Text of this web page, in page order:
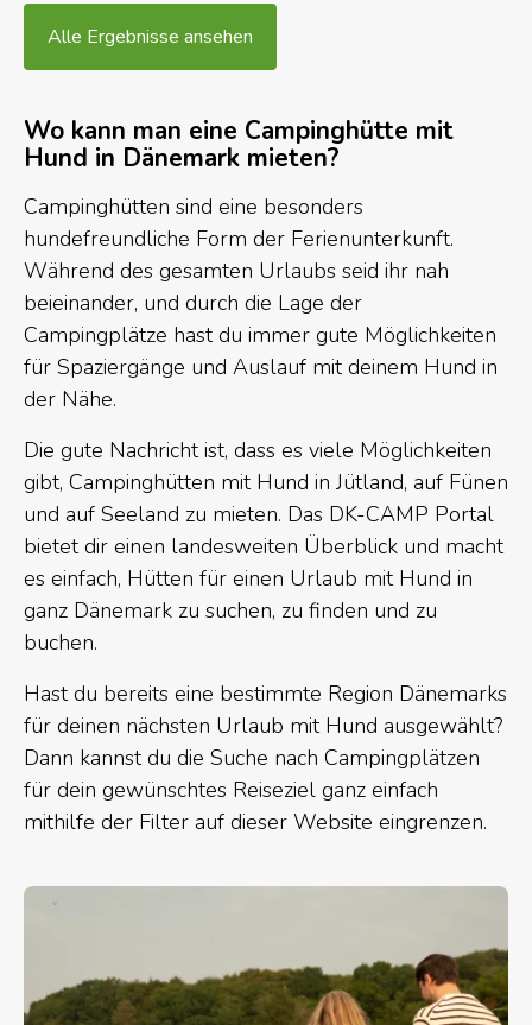
Alle Ergebnisse ansehen
Wo kann man eine Campinghütte mit
Hund in Dänemark mieten?
Campinghütten sind eine besonders
hundefreundliche Form der Ferienunterkunft.
Während des gesamten Urlaubs seid ihr nah
beieinander, und durch die Lage der
Campingplätze hast du immer gute Möglichkeiten
für Spaziergänge und Auslauf mit deinem Hund in
der Nähe.
Die gute Nachricht ist, dass es viele Möglichkeiten
gibt, Campinghütten mit Hund in Jütland, auf Fünen
und auf Seeland zu mieten. Das DK-CAMP Portal
bietet dir einen landesweiten Überblick und macht
es einfach, Hütten für einen Urlaub mit Hund in
ganz Dänemark zu suchen, zu finden und zu
buchen.
Hast du bereits eine bestimmte Region Dänemarks
für deinen nächsten Urlaub mit Hund ausgewählt?
Dann kannst du die Suche nach Campingplätzen
für dein gewünschtes Reiseziel ganz einfach
mithilfe der Filter auf dieser Website eingrenzen.